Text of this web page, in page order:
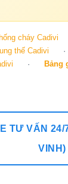
cháy Cadivi
thế Cadivi ·
· Bảng
TƯ VẤN
VINH)